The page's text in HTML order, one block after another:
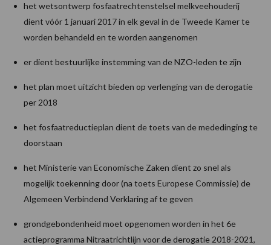
het wetsontwerp fosfaatrechtenstelsel melkveehouderij
dient vóór 1 januari 2017 in elk geval in de Tweede Kamer te
worden behandeld en te worden aangenomen
er dient bestuurlijke instemming van de NZO-leden te zijn
het plan moet uitzicht bieden op verlenging van de derogatie
per 2018
het fosfaatreductieplan dient de toets van de mededinging te
doorstaan
het Ministerie van Economische Zaken dient zo snel als
mogelijk toekenning door (na toets Europese Commissie) de
Algemeen Verbindend Verklaring af te geven
grondgebondenheid moet opgenomen worden in het 6e
actieprogramma Nitraatrichtlijn voor de derogatie 2018-2021,